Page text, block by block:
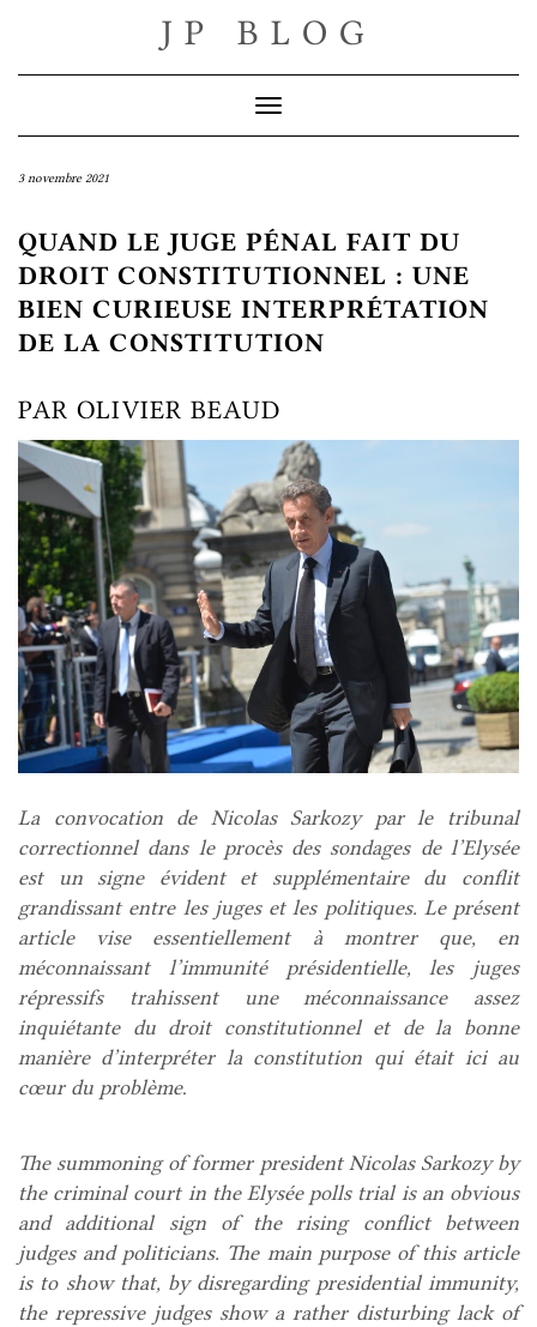
JP BLOG
Toggle Navigation
3 novembre 2021
QUAND LE JUGE PÉNAL FAIT DU
DROIT CONSTITUTIONNEL : UNE
BIEN CURIEUSE INTERPRÉTATION
DE LA CONSTITUTION
PAR OLIVIER BEAUD
La convocation de Nicolas Sarkozy par le tribunal
correctionnel dans le procès des sondages de l’Elysée
est un signe évident et supplémentaire du conflit
grandissant entre les juges et les politiques. Le présent
article vise essentiellement à montrer que, en
méconnaissant l’immunité présidentielle, les juges
répressifs trahissent une méconnaissance assez
inquiétante du droit constitutionnel et de la bonne
manière d’interpréter la constitution qui était ici au
cœur du problème.
The summoning of former president Nicolas Sarkozy by
the criminal court in the Elysée polls trial is an obvious
and additional sign of the rising conflict between
judges and politicians. The main purpose of this article
is to show that, by disregarding presidential immunity,
the repressive judges show a rather disturbing lack of